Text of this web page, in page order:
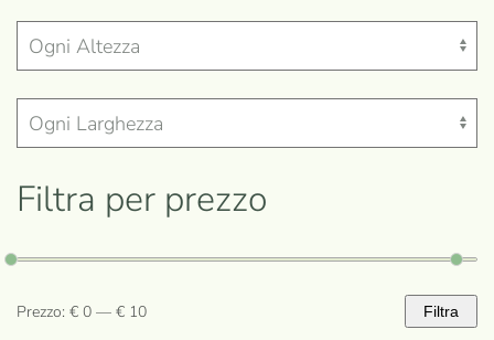
Le
opzioni
possono
essere
scelte
pagina
prodotto
Filtra per prezzo
Prezzo
Prezzo
Filtra
Prezzo: € 0 — € 10